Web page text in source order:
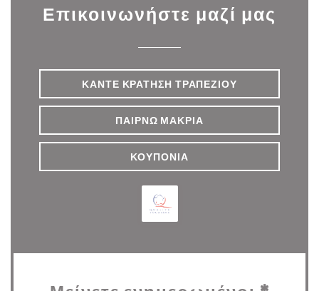
Επικοινωνήστε μαζί μας
ΚΆΝΤΕ ΚΡΆΤΗΣΗ ΤΡΑΠΕΖΙΟΎ
ΠΑΊΡΝΩ ΜΑΚΡΙΆ
ΚΟΥΠΌΝΙΑ